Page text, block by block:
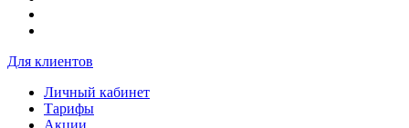
Для клиентов
Личный кабинет
Тарифы
Акции